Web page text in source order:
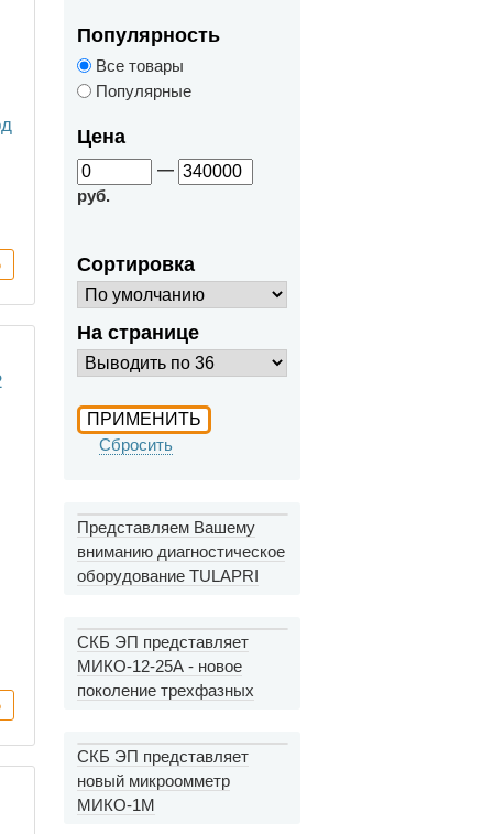
Популярность
Все товары
Популярные
Цена
—
руб.
Сортировка
На странице
Сбросить
Представляем Вашему
вниманию диагностическое
оборудование TULAPRI
СКБ ЭП представляет
МИКО-12-25А - новое
поколение трехфазных
СКБ ЭП представляет
новый микроомметр
МИКО-1М